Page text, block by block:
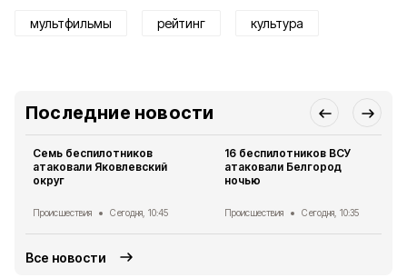
мультфильмы рейтинг культура
Последние новости
Семь беспилотников
атаковали Яковлевский
округ
Происшествия Сегодня, 10:45
16 беспилотников ВСУ
атаковали Белгород
ночью
Происшествия Сегодня, 10:35
Все новости